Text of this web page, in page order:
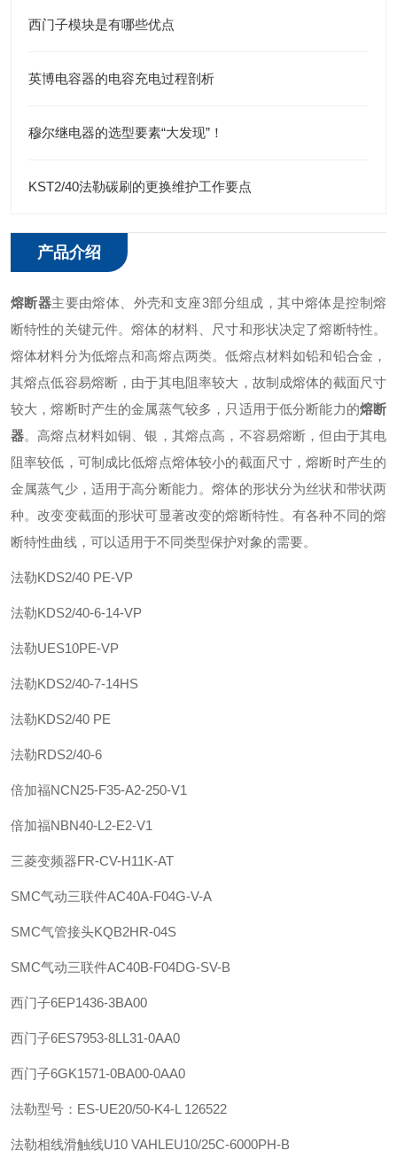
西门子模块是有哪些优点
英博电容器的电容充电过程剖析
穆尔继电器的选型要素“大发现”！
KST2/40法勒碳刷的更换维护工作要点
产品介绍
熔断器主要由熔体、外壳和支座3部分组成，其中熔体是控制熔
断特性的关键元件。熔体的材料、尺寸和形状决定了熔断特性。
熔体材料分为低熔点和高熔点两类。低熔点材料如铅和铅合金，
其熔点低容易熔断，由于其电阻率较大，故制成熔体的截面尺寸
较大，熔断时产生的金属蒸气较多，只适用于低分断能力的熔断
器。高熔点材料如铜、银，其熔点高，不容易熔断，但由于其电
阻率较低，可制成比低熔点熔体较小的截面尺寸，熔断时产生的
金属蒸气少，适用于高分断能力。熔体的形状分为丝状和带状两
种。改变变截面的形状可显著改变的熔断特性。有各种不同的熔
断特性曲线，可以适用于不同类型保护对象的需要。
法勒KDS2/40 PE-VP
法勒KDS2/40-6-14-VP
法勒UES10PE-VP
法勒KDS2/40-7-14HS
法勒KDS2/40 PE
法勒RDS2/40-6
倍加福NCN25-F35-A2-250-V1
倍加福NBN40-L2-E2-V1
三菱变频器FR-CV-H11K-AT
SMC气动三联件AC40A-F04G-V-A
SMC气管接头KQB2HR-04S
SMC气动三联件AC40B-F04DG-SV-B
西门子6EP1436-3BA00
西门子6ES7953-8LL31-0AA0
西门子6GK1571-0BA00-0AA0
法勒型号：ES-UE20/50-K4-L 126522
法勒相线滑触线U10 VAHLEU10/25C-6000PH-B